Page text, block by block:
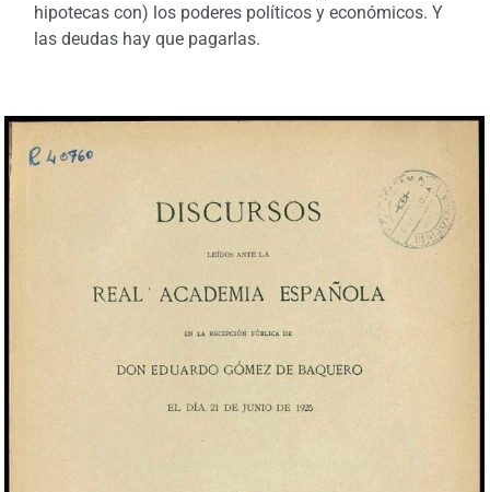
hipotecas con) los poderes políticos y económicos. Y
las deudas hay que pagarlas.